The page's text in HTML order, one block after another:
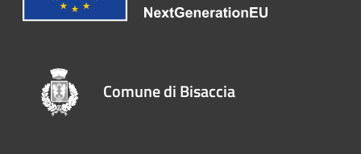
Comune di Bisaccia